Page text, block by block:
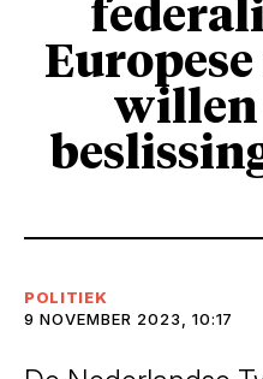
willen
POLITIEK
9 NOVEMBER 2023, 10:17